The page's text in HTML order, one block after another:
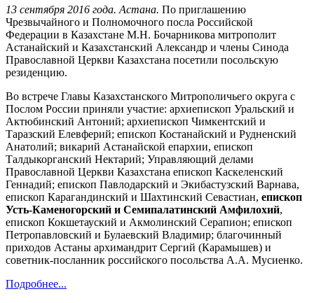
13 сентября 2016 года. Астана. По приглашению
Чрезвычайного и Полномочного посла Российской
Федерации в Казахстане М.Н. Бочарникова митрополит
Астанайский и Казахстанский Александр и члены Синода
Православной Церкви Казахстана посетили посольскую
резиденцию.
Во встрече Главы Казахстанского Митрополичьего округа с
Послом России приняли участие: архиепископ Уральский и
Актюбинский Антоний; архиепископ Чимкентский и
Таразский Елевферий; епископ Костанайский и Рудненский
Анатолий; викарий Астанайской епархии, епископ
Талдыкорганский Нектарий; Управляющий делами
Православной Церкви Казахстана епископ Каскеленский
Геннадий; епископ Павлодарский и Экибастузский Варнава,
епископ Карагандинский и Шахтинский Севастиан, епископ
Усть-Каменогорский и Семипалатинский Амфилохий,
епископ Кокшетауский и Акмолинский Серапион; епископ
Петропавловский и Булаевский Владимир; благочинный
приходов Астаны архимандрит Сергий (Карамышев) и
советник-посланник российского посольства А.А. Мусиенко.
Подробнее...